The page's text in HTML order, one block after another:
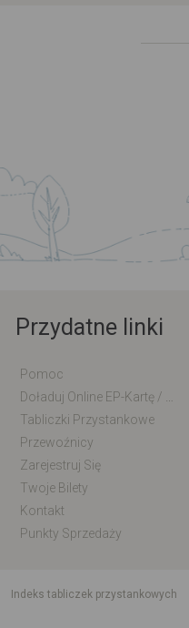
Przydatne linki
Pomoc
Tabliczki Przystankowe
Przewoźnicy
Zarejestruj Się
Twoje Bilety
Kontakt
Punkty Sprzedaży
indeks tabliczek przystankowych